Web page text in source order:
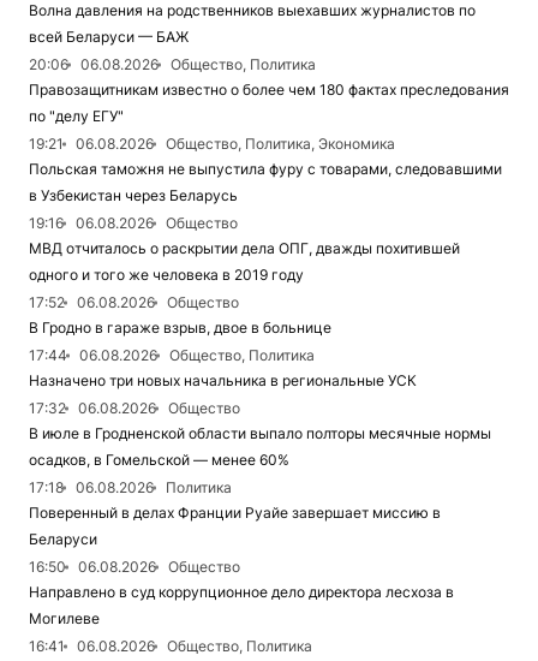
Волна давления на родственников выехавших журналистов по
всей Беларуси — БАЖ
20:06
06.08.2026
Общество, Политика
Правозащитникам известно о более чем 180 фактах преследования
по "делу ЕГУ"
19:21
06.08.2026
Общество, Политика, Экономика
Польская таможня не выпустила фуру с товарами, следовавшими
в Узбекистан через Беларусь
19:16
06.08.2026
Общество
МВД отчиталось о раскрытии дела ОПГ, дважды похитившей
одного и того же человека в 2019 году
17:52
06.08.2026
Общество
В Гродно в гараже взрыв, двое в больнице
17:44
06.08.2026
Общество, Политика
Назначено три новых начальника в региональные УСК
17:32
06.08.2026
Общество
В июле в Гродненской области выпало полторы месячные нормы
осадков, в Гомельской — менее 60%
17:18
06.08.2026
Политика
Поверенный в делах Франции Руайе завершает миссию в
Беларуси
16:50
06.08.2026
Общество
Направлено в суд коррупционное дело директора лесхоза в
Могилеве
16:41
06.08.2026
Общество, Политика